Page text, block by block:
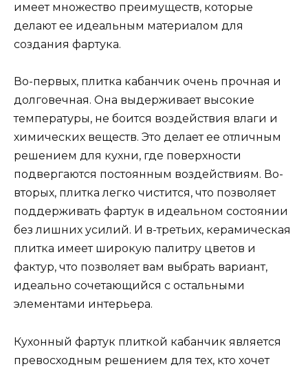
имеет множество преимуществ, которые
делают ее идеальным материалом для
создания фартука.
Во-первых, плитка кабанчик очень прочная и
долговечная. Она выдерживает высокие
температуры, не боится воздействия влаги и
химических веществ. Это делает ее отличным
решением для кухни, где поверхности
подвергаются постоянным воздействиям. Во-
вторых, плитка легко чистится, что позволяет
поддерживать фартук в идеальном состоянии
без лишних усилий. И в-третьих, керамическая
плитка имеет широкую палитру цветов и
фактур, что позволяет вам выбрать вариант,
идеально сочетающийся с остальными
элементами интерьера.
Кухонный фартук плиткой кабанчик является
превосходным решением для тех, кто хочет